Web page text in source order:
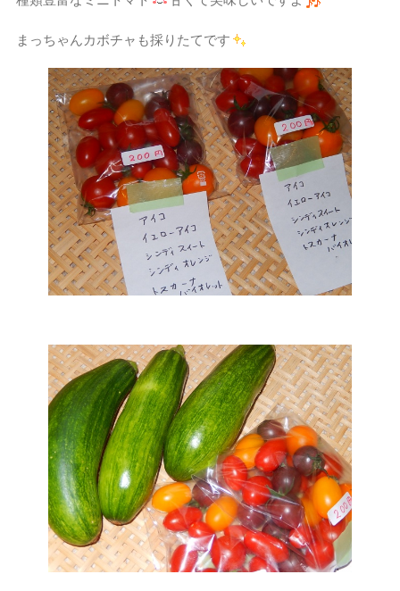
まっちゃんカボチャも採りたてです